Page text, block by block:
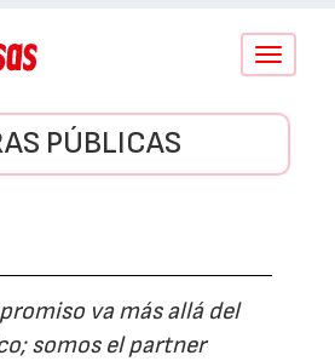
Conmutar
PÚBLICAS
va más allá del
somos el partner